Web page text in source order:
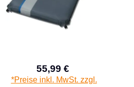
Verkaufspreis:
55,99 €
Regulärer Preis:
*Preise inkl. MwSt. zzgl.